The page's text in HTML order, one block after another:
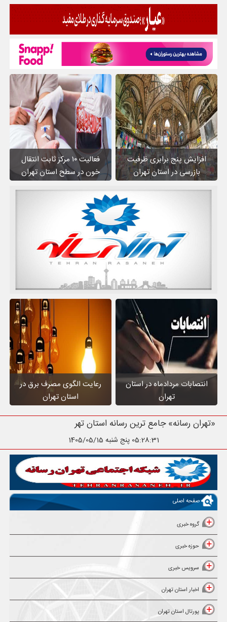
افزایش پنج برابری ظرفیت
بازرسی در استان تهران
فعالیت ۱۰ مرکز ثابت انتقال
خون در سطح استان تهران
انتصابات مردادماه در استان
تهران
رعایت الگوی مصرف برق در
استان تهران
«تهران رسانه» جامع ترین رسانه استان تهران
05:28:32 پنج شنبه 1405/05/15
صفحه اصلی
گروه خبری
حوزه خبری
سرویس خبری
اخبار استان تهران
پورتال استان تهران